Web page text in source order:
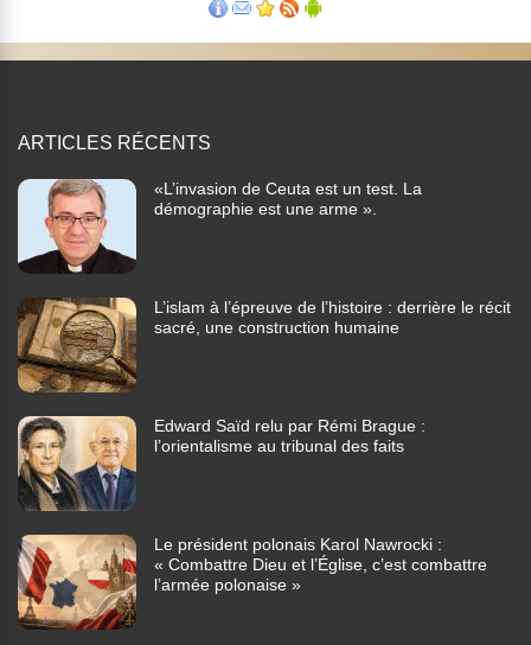
ARTICLES RÉCENTS
«L’invasion de Ceuta est un test. La
démographie est une arme ».
L’islam à l’épreuve de l’histoire : derrière le récit
sacré, une construction humaine
Edward Saïd relu par Rémi Brague :
l’orientalisme au tribunal des faits
Le président polonais Karol Nawrocki :
« Combattre Dieu et l’Église, c’est combattre
l’armée polonaise »